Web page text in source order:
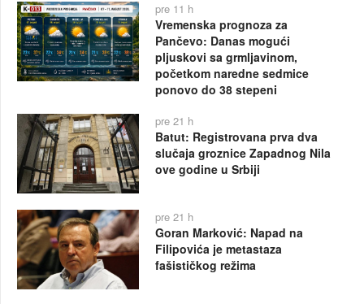
pre 11 h
Vremenska prognoza za
Pančevo: Danas mogući
pljuskovi sa grmljavinom,
početkom naredne sedmice
ponovo do 38 stepeni
pre 21 h
Batut: Registrovana prva dva
slučaja groznice Zapadnog Nila
ove godine u Srbiji
pre 21 h
Goran Marković: Napad na
Filipovića je metastaza
fašističkog režima